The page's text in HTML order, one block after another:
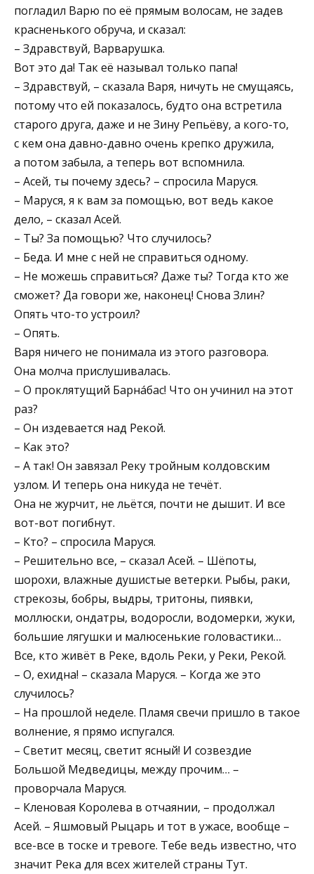
погладил Варю по её прямым волосам, не задев
красненького обруча, и сказал:
– Здравствуй, Варварушка.
Вот это да! Так её называл только папа!
– Здравствуй, – сказала Варя, ничуть не смущаясь,
потому что ей показалось, будто она встретила
старого друга, даже и не Зину Репьёву, а кого-то,
с кем она давно-давно очень крепко дружила,
а потом забыла, а теперь вот вспомнила.
– Асей, ты почему здесь? – спросила Маруся.
– Маруся, я к вам за помощью, вот ведь какое
дело, – сказал Асей.
– Ты? За помощью? Что случилось?
– Беда. И мне с ней не справиться одному.
– Не можешь справиться? Даже ты? Тогда кто же
сможет? Да говори же, наконец! Снова Злин?
Опять что-то устроил?
– Опять.
Варя ничего не понимала из этого разговора.
Она молча прислушивалась.
– О проклятущий Барнáбас! Что он учинил на этот
раз?
– Он издевается над Рекой.
– Как это?
– А так! Он завязал Реку тройным колдовским
узлом. И теперь она никуда не течёт.
Она не журчит, не льётся, почти не дышит. И все
вот-вот погибнут.
– Кто? – спросила Маруся.
– Решительно все, – сказал Асей. – Шёпоты,
шорохи, влажные душистые ветерки. Рыбы, раки,
стрекозы, бобры, выдры, тритоны, пиявки,
моллюски, ондатры, водоросли, водомерки, жуки,
большие лягушки и малюсенькие головастики…
Все, кто живёт в Реке, вдоль Реки, у Реки, Рекой.
– О, ехидна! – сказала Маруся. – Когда же это
случилось?
– На прошлой неделе. Пламя свечи пришло в такое
волнение, я прямо испугался.
– Светит месяц, светит ясный! И созвездие
Большой Медведицы, между прочим… –
проворчала Маруся.
– Кленовая Королева в отчаянии, – продолжал
Асей. – Яшмовый Рыцарь и тот в ужасе, вообще –
все-все в тоске и тревоге. Тебе ведь известно, что
значит Река для всех жителей страны Тут.